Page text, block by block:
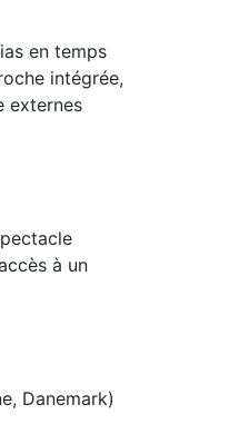
en temps
intégrée,
externes
à un
Danemark)